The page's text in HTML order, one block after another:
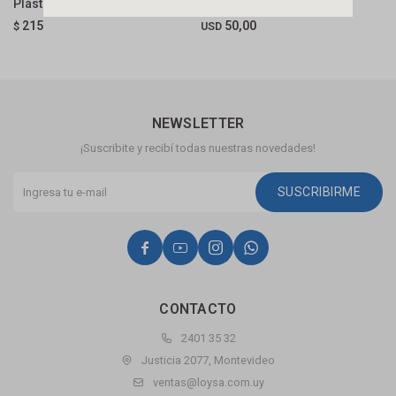
Plástica Genérica Blanca
$ 215 USD 50,00
CONTACTO
2401 35 32
Justicia 2077, Montevideo
ventas@loysa.com.uy
NEWSLETTER
¡Suscribite y recibí todas nuestras novedades!
SUSCRIBIRME
   